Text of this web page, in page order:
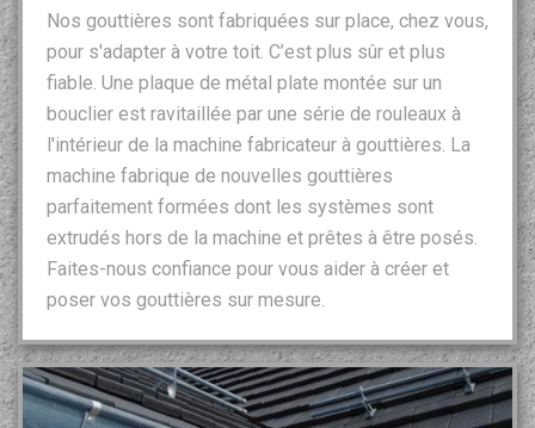
Nos gouttières sont fabriquées sur place, chez vous,
pour s'adapter à votre toit. C’est plus sûr et plus
fiable. Une plaque de métal plate montée sur un
bouclier est ravitaillée par une série de rouleaux à
l'intérieur de la machine fabricateur à gouttières. La
machine fabrique de nouvelles gouttières
parfaitement formées dont les systèmes sont
extrudés hors de la machine et prêtes à être posés.
Faites-nous confiance pour vous aider à créer et
poser vos gouttières sur mesure.